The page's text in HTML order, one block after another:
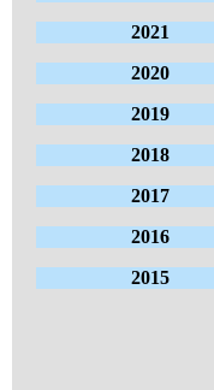
2021
2020
2019
2018
2017
2016
2015